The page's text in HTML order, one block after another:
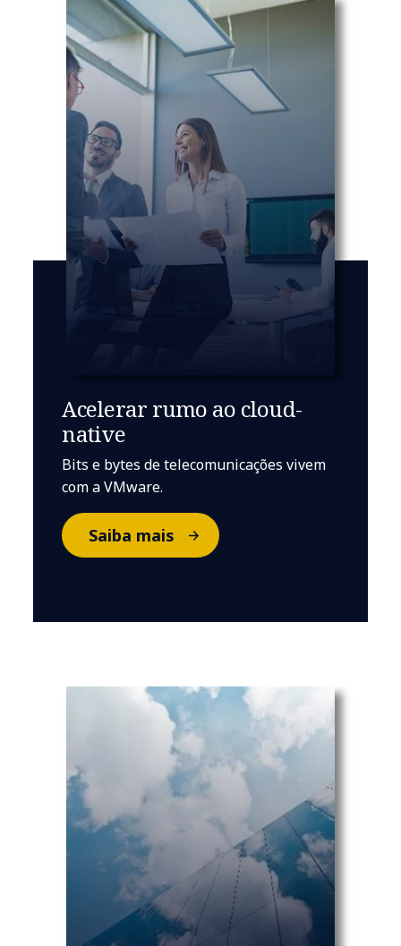
Acelerar rumo ao cloud-
native
Bits e bytes de telecomunicações vivem
com a VMware.
Saiba mais